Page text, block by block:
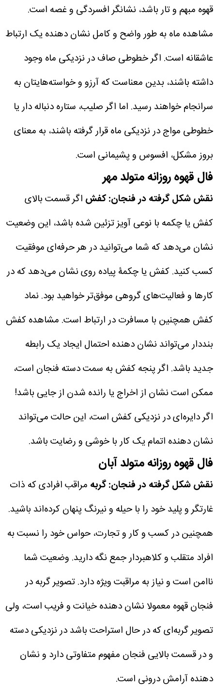
قهوه مبهم و تار باشد، نشانگر افسردگی و غصه است.
مشاهده ماه به طور واضح و کامل نشان دهنده یک ارتباط
عاشقانه است. اگر خطوطی صاف در نزدیکی ماه وجود
داشته باشند، بدین معناست که آرزو و خواسته‌هایتان به
سرانجام خواهند رسید. اما اگر صلیب، ستاره دنباله دار یا
خطوطی مواج در نزدیکی ماه قرار گرفته باشند، به معنای
بروز مشکل، افسوس و پشیمانی است.
فال قهوه روزانه متولد مهر
نقش شکل گرفته در فنجان: کفش اگر قسمت بالای
کفش یا چکمه با نوعی آویز تزئین شده باشد، این وضعیت
نشان می‌دهد که شما می‌توانید در هر حرفه‌ای موفقیت
کسب کنید. کفش یا چکمۀ پیاده روی نشان می‌دهد که در
کار‌ها و فعالیت‌های گروهی موفق‌تر خواهید بود. نماد
کفش همچنین با مسافرت در ارتباط است. مشاهده کفش
بنددار می‌تواند نشان دهنده احتمال ایجاد یک رابطه
جدید باشد. اگر پنجه کفش به سمت دسته فنجان است،
ممکن است نشان از اخراج یا رانده شدن از جایی باشد!
اگر دایره‌ای در نزدیکی کفش است، این حالت می‌تواند
نشان دهنده اتمام یک کار با خوشی و رضایت باشد.
فال قهوه روزانه متولد آبان
نقش شکل گرفته در فنجان: گربه مراقب افرادی که ذات
غارتگر و پلید خود را با حیله و نیرنگ پنهان کرده‌اند باشید.
همچنین در کسب و کار و تجارت، حواس خود را نسبت به
افراد متقلب و کلاهبردار جمع نگه دارید. وضعیت شما
ناامن است و نیاز به مراقبت ویژه دارد. تصویر گربه در
فنجان قهوه معمولا نشان دهنده خیانت و فریب است، ولی
تصویر گربه‌ای که در حال استراحت باشد در نزدیکی دسته
و در قسمت بالایی فنجان مفهوم متفاوتی دارد و نشان
دهنده آرامش درونی است.